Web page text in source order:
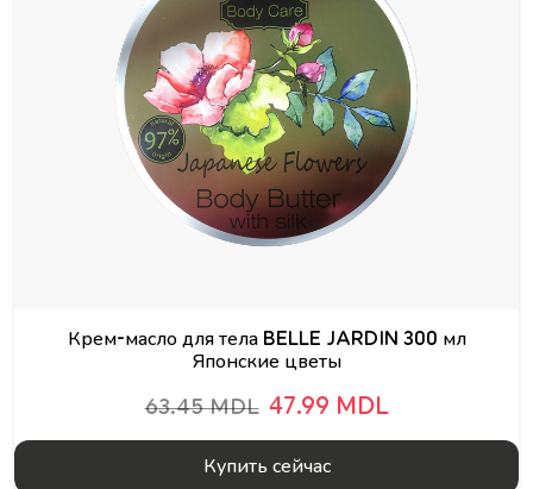
Крем-масло для тела BELLE JARDIN 300 мл
Японские цветы
63.45 MDL 47.99 MDL
Купить сейчас